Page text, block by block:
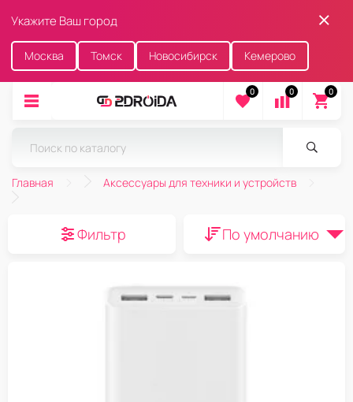
Укажите Ваш город
Москва Томск Новосибирск Кемерово
0 0 0
Главная Аксессуары для техники и устройств
Фильтр По умолчанию